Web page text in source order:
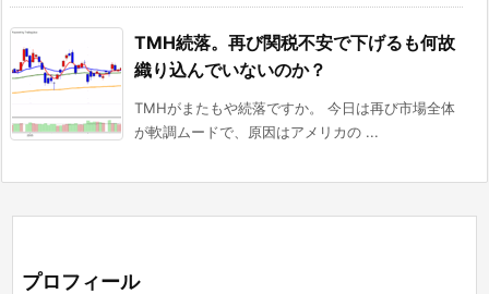
TMH続落。再び関税不安で下げるも何故
織り込んでいないのか？
TMHがまたもや続落ですか。 今日は再び市場全体
が軟調ムードで、原因はアメリカの ...
プロフィール